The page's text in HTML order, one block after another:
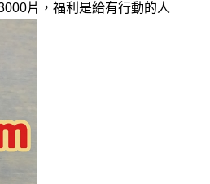
片，福利是給有行動的人